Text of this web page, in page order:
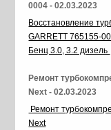
0004 - 02.03.2023
Восстановление
GARRETT 765155-
Бенц 3.0, 3.2 дизель
Ремонт
Next - 02.03.2023
Ремонт
Next